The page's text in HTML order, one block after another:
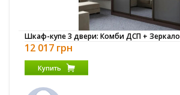
Шкаф-купе 3 двери: Комби ДСП + Зеркало
12 017 грн
Купить